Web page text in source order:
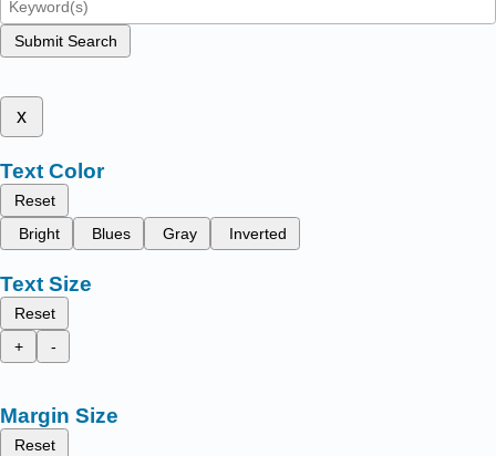
Submit Search
x
Text Color
Reset
Bright
Blues Gray Inverted
Text Size
Reset
+
-
Margin Size
Reset